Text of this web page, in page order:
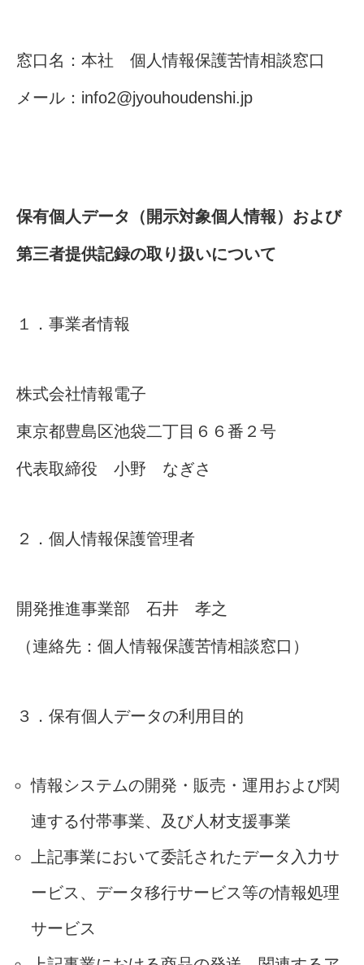
窓口名：本社 個人情報保護苦情相談窓口
メール：info2@jyouhoudenshi.jp
保有個人データ（開示対象個人情報）および
第三者提供記録の取り扱いについて
１．事業者情報
株式会社情報電子
東京都豊島区池袋二丁目６６番２号
代表取締役 小野 なぎさ
２．個人情報保護管理者
開発推進事業部 石井 孝之
（連絡先：個人情報保護苦情相談窓口）
３．保有個人データの利用目的
情報システムの開発・販売・運用および関
連する付帯事業、及び人材支援事業
上記事業において委託されたデータ入力サ
ービス、データ移行サービス等の情報処理
サービス